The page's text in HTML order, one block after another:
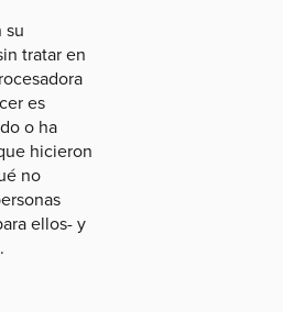
su
tratar en
es
o ha
hicieron
no
ellos- y